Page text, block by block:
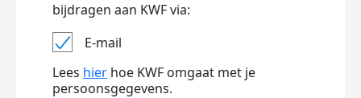
bijdragen aan KWF via:
E-mail
Lees hier hoe KWF omgaat met je
persoonsgegevens.